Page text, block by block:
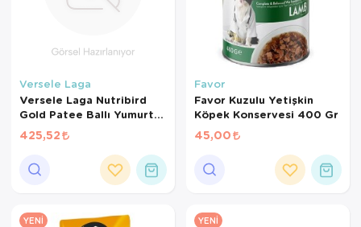
Versele Laga
Versele Laga Nutribird
Gold Patee Ballı Yumurtalı
Kanarya Maması (1 KG
BÖLÜNMÜŞ)
425,52
Favor
Favor Kuzulu Yetişkin
Köpek Konservesi 400 Gr
45,00
YENI
YENI